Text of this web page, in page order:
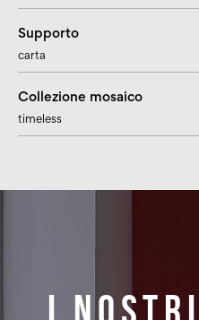
Supporto
carta
Collezione mosaico
timeless